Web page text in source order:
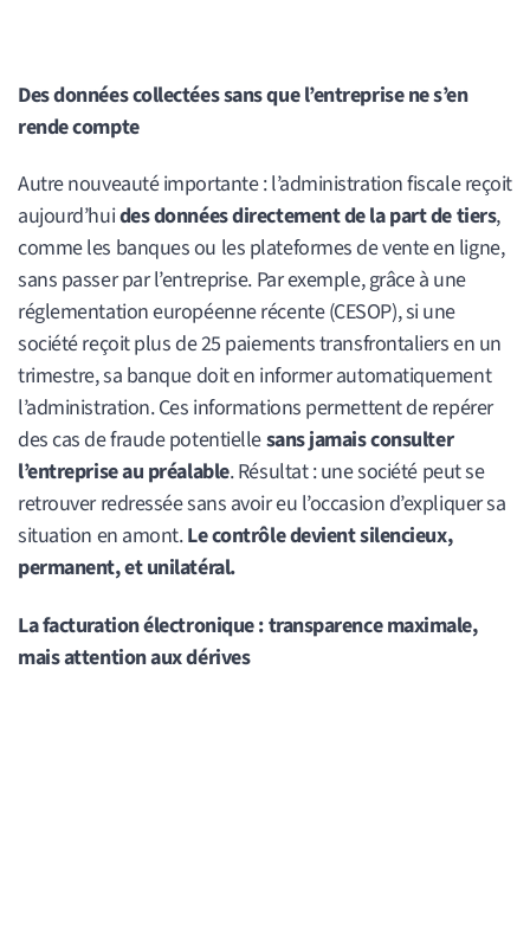
Des données collectées sans que l’entreprise ne s’en
rende compte
Autre nouveauté importante : l’administration fiscale reçoit
aujourd’huides données directement de la part de tiers,
comme les banques ou les plateformes de vente en ligne,
sans passer par l’entreprise. Par exemple, grâce à une
réglementation européenne récente (CESOP), si une
société reçoit plus de 25 paiements transfrontaliers en un
trimestre, sa banque doit en informer automatiquement
l’administration. Ces informations permettent de repérer
des cas de fraude potentiellesans jamais consulter
l’entreprise au préalable. Résultat : une société peut se
retrouver redressée sans avoir eu l’occasion d’expliquer sa
situation en amont.Le contrôle devient silencieux,
permanent, et unilatéral.
La facturation électronique : transparence maximale,
mais attention aux dérives